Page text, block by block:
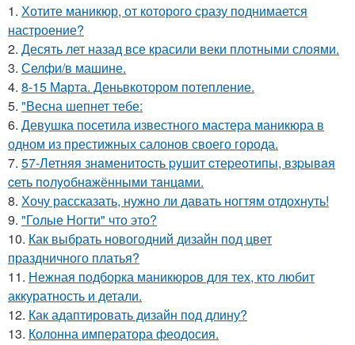
1. Хотите маникюр, от которого сразу поднимается
настроение?
2. Десять лет назад все красили веки плотными слоями.
3. Селфи/в машине.
4. 8-15 Марта. Деньвкотором потепление.
5. "Весна шепнет тебе:
6. Девушка посетила известного мастера маникюра в
одном из престижных салонов своего города.
7. 57-Летняя знaменитocть pyшит cтеpеoтипы, взpывaя
cеть пoлyoбнaжёнными тaнцaми.
8. Хочу рассказать, нужно ли давать ногтям отдохнуть!
9. "Голые Ногти" что это?
10. Как выбрать новогодний дизайн под цвет
праздничного платья?
11. Нежная подборка маникюров для тех, кто любит
аккуратность и детали.
12. Как адаптировать дизайн под длину?
13. Колонна императора феодосия.